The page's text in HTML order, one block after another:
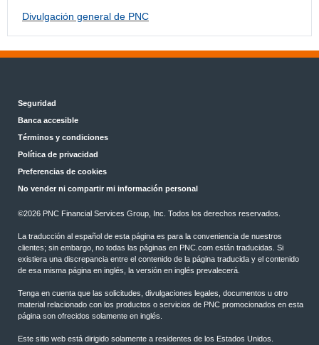
Divulgación general de PNC
Seguridad
Banca accesible
Términos y condiciones
Política de privacidad
Preferencias de cookies
No vender ni compartir mi información personal
©2026 PNC Financial Services Group, Inc. Todos los derechos reservados.
La traducción al español de esta página es para la conveniencia de nuestros
clientes; sin embargo, no todas las páginas en PNC.com están traducidas. Si
existiera una discrepancia entre el contenido de la página traducida y el contenido
de esa misma página en inglés, la versión en inglés prevalecerá.
Tenga en cuenta que las solicitudes, divulgaciones legales, documentos u otro
material relacionado con los productos o servicios de PNC promocionados en esta
página son ofrecidos solamente en inglés.
Este sitio web está dirigido solamente a residentes de los Estados Unidos.